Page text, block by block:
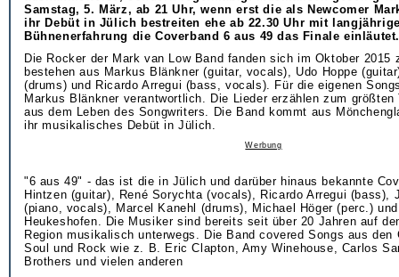
Samstag, 5. März, ab 21 Uhr, wenn erst die als Newcomer
ihr Debüt in Jülich bestreiten ehe ab 22.30 Uhr mit
Bühnenerfahrung die Coverband 6 aus 49 das Finale
Die Rocker der Mark van Low Band fanden sich im Oktober 2015
bestehen aus Markus Blänkner (guitar, vocals), Udo Hoppe
(drums) und Ricardo Arregui (bass, vocals). Für die eigenen
Markus Blänkner verantwortlich. Die Lieder erzählen zum
aus dem Leben des Songwriters. Die Band kommt aus
ihr musikalisches Debüt in Jülich.
Werbung
"6 aus 49" - das ist die in Jülich und darüber hinaus bekannte
Hintzen (guitar), René Sorychta (vocals), Ricardo Arregui (bass),
(piano, vocals), Marcel Kanehl (drums), Michael Höger (perc.)
Heukeshofen. Die Musiker sind bereits seit über 20 Jahren auf
Region musikalisch unterwegs. Die Band covered Songs aus den
Soul und Rock wie z. B. Eric Clapton, Amy Winehouse, Carlos
Brothers und vielen anderen